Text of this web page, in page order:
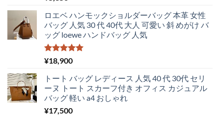
ロエベ ハンモックショルダーバッグ 本革 女性
バッグ 人気 30 代 40代 大人 可愛い 斜 めがけ バ
ッグ loewe ハンドバッグ 人気
5段階中
5.00の評価
¥18,900
トート バッグ レディース 人気 40 代 30代 セリ
ーヌ トート スカーフ付き オフィス カジュアル
バッグ 軽い a4 おしゃれ
¥17,500